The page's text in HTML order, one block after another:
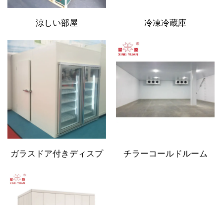
涼しい部屋 冷凍冷蔵庫
ガラスドア付きディスプ
チラーコールドルーム